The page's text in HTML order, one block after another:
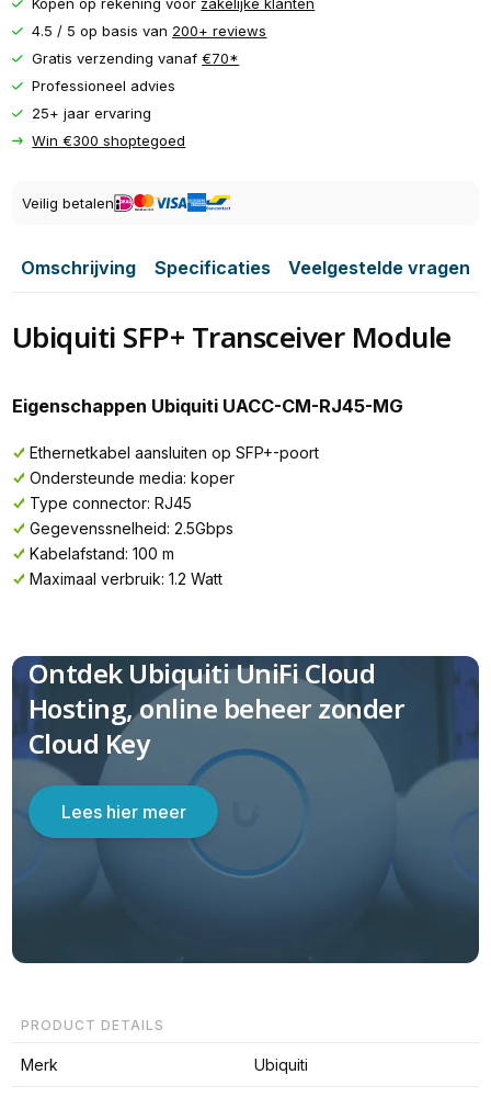
Kopen op rekening voor zakelijke klanten
4.5 / 5 op basis van 200+ reviews
Gratis verzending vanaf€70*
Professioneel advies
25+ jaar ervaring
Win €300 shoptegoed
Veilig betalen
Omschrijving Specificaties Veelgestelde vragen
Ubiquiti SFP+ Transceiver Module
Eigenschappen Ubiquiti UACC-CM-RJ45-MG
Ethernetkabel aansluiten op SFP+-poort
Ondersteunde media: koper
Type connector: RJ45
Gegevenssnelheid: 2.5Gbps
Kabelafstand: 100 m
Maximaal verbruik: 1.2 Watt
Ontdek Ubiquiti UniFi Cloud
Hosting, online beheer zonder
Cloud Key
Lees hier meer
PRODUCT DETAILS
Merk Ubiquiti